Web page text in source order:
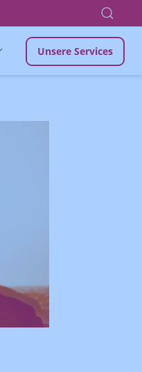
Unsere Services